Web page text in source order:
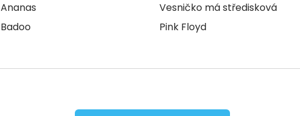
Ananas
Badoo
Vesničko má středisková
Pink Floyd